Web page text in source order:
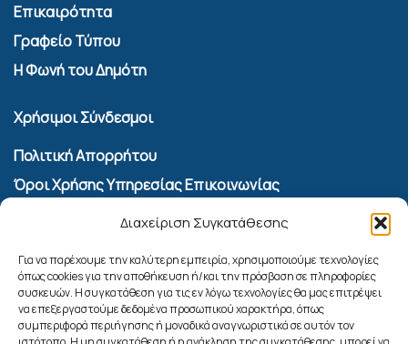
Διαχείριση Συγκατάθεσης
Για να παρέχουμε την καλύτερη εμπειρία, χρησιμοποιούμε τεχνολογίες
όπως cookies για την αποθήκευση ή/και την πρόσβαση σε πληροφορίες
συσκευών. Η συγκατάθεση για τις εν λόγω τεχνολογίες θα μας επιτρέψει
να επεξεργαστούμε δεδομένα προσωπικού χαρακτήρα, όπως
συμπεριφορά περιήγησης ή μοναδικά αναγνωριστικά σε αυτόν τον
Επικαιρότητα
Γραφείο Τύπου
Η Φωνή του Δημότη
Χρήσιμοι Σύνδεσμοι
Πολιτική Απορρήτου
Όροι Χρήσης Υπηρεσίας Επικοινωνίας
Πολιτική Cookies (ΕΕ)
Αναζήτηση